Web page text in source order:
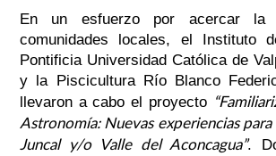
En un esfuerzo por acercar
comunidades locales, el Instituto
Pontificia Universidad Católica de
y la Piscicultura Río Blanco
llevaron a cabo el proyecto
Astronomía: Nuevas experiencias
Juncal y/o Valle del Aconcagua”.